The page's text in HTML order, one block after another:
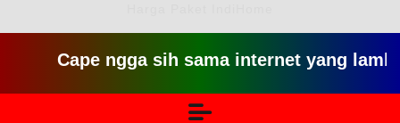
Cape ngga sih sama internet yang lambat